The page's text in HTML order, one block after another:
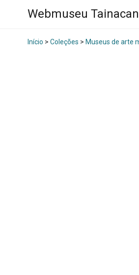
Webmuseu
Início > Coleções > Museus de arte